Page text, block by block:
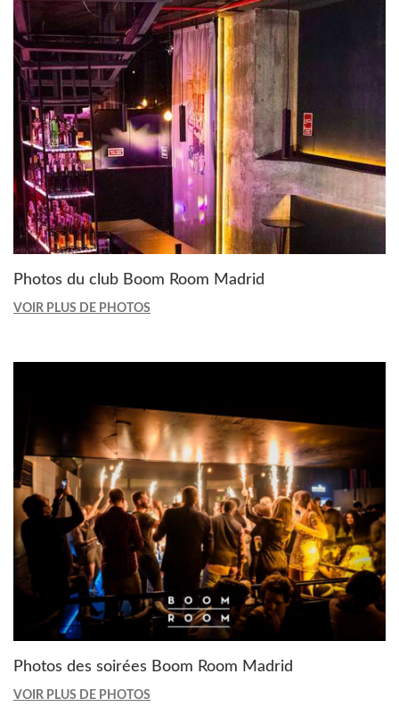
Photos du club Boom Room Madrid
VOIR PLUS DE PHOTOS
Photos des soirées Boom Room Madrid
VOIR PLUS DE PHOTOS